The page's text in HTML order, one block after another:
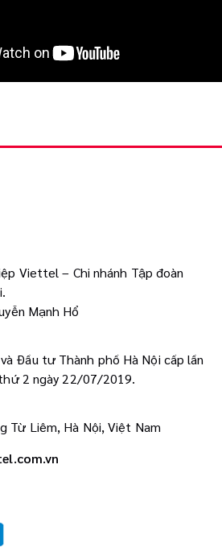
Viettel – Chi nhánh Tập đoàn
Mạnh Hổ
Đầu tư Thành phố Hà Nội cấp lần
2 ngày 22/07/2019.
Từ Liêm, Hà Nội, Việt Nam